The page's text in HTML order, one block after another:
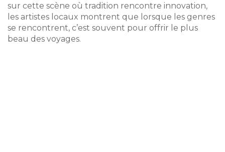
sur cette scène où tradition rencontre innovation,
les artistes locaux montrent que lorsque les genres
se rencontrent, c’est souvent pour offrir le plus
beau des voyages.